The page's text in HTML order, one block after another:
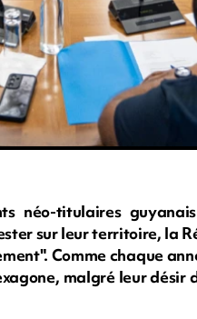
néo-titulaires
sur leur territoire, la
Comme chaque
malgré leur désir